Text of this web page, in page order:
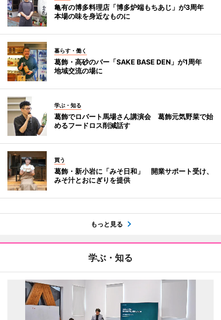
亀有の博多料理店「博多炉端もちあじ」が3周年
本場の味を身近なものに
暮らす・働く
葛飾・高砂のバー「SAKE BASE DEN」が1周年
地域交流の場に
学ぶ・知る
葛飾でロバート馬場さん講演会 葛飾元気野菜で始
めるフードロス削減話す
買う
葛飾・新小岩に「みそ日和」 開業サポート受け、
みそ汁とおにぎりを提供
もっと見る
学ぶ・知る